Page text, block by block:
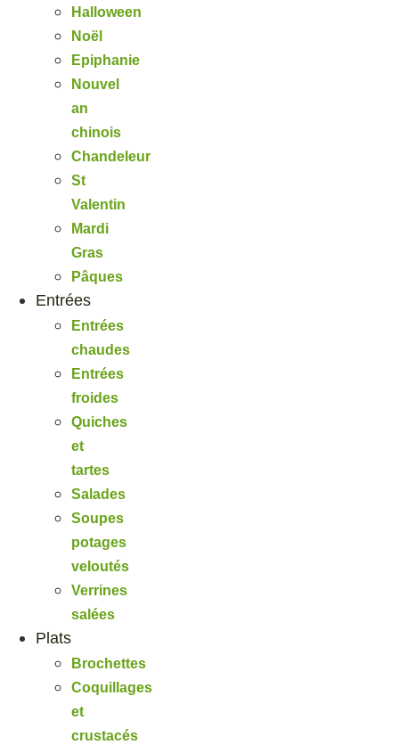
Halloween
Noël
Epiphanie
Nouvel
an
chinois
Chandeleur
St
Valentin
Mardi
Gras
Pâques
Entrées
Entrées
chaudes
Entrées
froides
Quiches
et
tartes
Salades
Soupes
potages
veloutés
Verrines
salées
Plats
Brochettes
Coquillages
et
crustacés